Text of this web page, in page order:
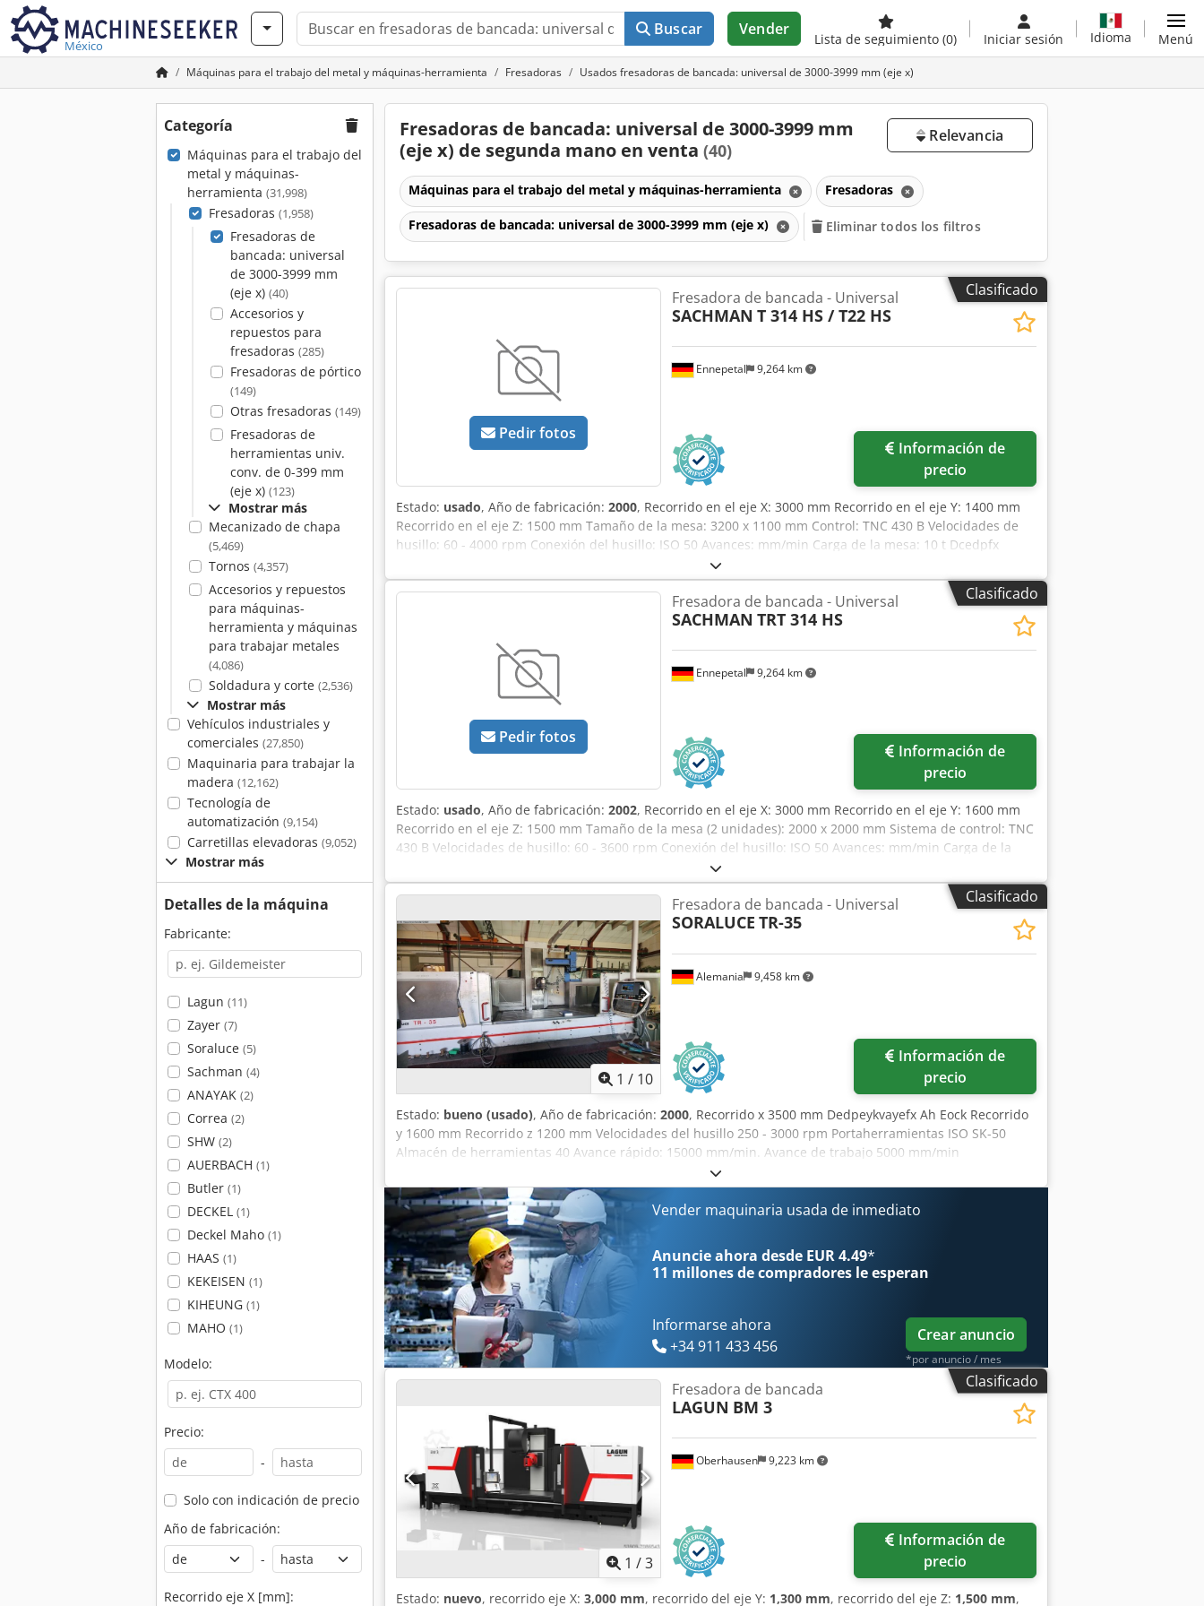
México
Buscar Vender
Lista de seguimiento (0) Iniciar sesión Idioma Menú
Máquinas para el trabajo del metal y máquinas-herramienta Fresadoras Usados fresadoras de bancada: universal de 3000-3999 mm (eje x)
Categoría
Máquinas para el trabajo del
metal y máquinas-
herramienta (31,998)
Fresadoras (1,958)
Fresadoras de
bancada: universal
de 3000-3999 mm
(eje x) (40)
Accesorios y
repuestos para
fresadoras (285)
Fresadoras de pórtico
(149)
Otras fresadoras (149)
Fresadoras de
herramientas univ.
conv. de 0-399 mm
(eje x) (123)
Mostrar más
Mecanizado de chapa
(5,469)
Tornos (4,357)
Accesorios y repuestos
para máquinas-
herramienta y máquinas
para trabajar metales
(4,086)
Soldadura y corte (2,536)
Mostrar más
Vehículos industriales y
comerciales (27,850)
Maquinaria para trabajar la
madera (12,162)
Tecnología de
automatización (9,154)
Carretillas elevadoras (9,052)
Mostrar más
Detalles de la máquina
Fabricante:
Lagun (11)
Zayer (7)
Soraluce (5)
Sachman (4)
ANAYAK (2)
Correa (2)
SHW (2)
AUERBACH (1)
Butler (1)
DECKEL (1)
Deckel Maho (1)
HAAS (1)
KEKEISEN (1)
KIHEUNG (1)
MAHO (1)
Modelo:
Precio:
-
Solo con indicación de precio
Año de fabricación:
-
Recorrido eje X [mm]:
Fresadoras de bancada: universal de 3000-3999 mm
(eje x) de segunda mano en venta (40)
Relevancia
Máquinas para el trabajo del metal y máquinas-herramienta Fresadoras
Fresadoras de bancada: universal de 3000-3999 mm (eje x) Eliminar todos los filtros
Clasificado
Pedir fotos
Ennepetal 9,264 km
Fresadora de bancada - Universal
SACHMAN T 314 HS / T22 HS
precio
Estado: usado, Año de fabricación: 2000, Recorrido en el eje X: 3000 mm Recorrido en el eje Y: 1400 mm
Recorrido en el eje Z: 1500 mm Tamaño de la mesa: 3200 x 1100 mm Control: TNC 430 B Velocidades de
husillo: 60 - 4000 rpm Conexión del husillo: ISO 50 Avances: mm/min Carga de la mesa: 10 t Dcedpfx
Aozrpnxeh Eok Potencia del motor de fresado: 24 kW Voladizo: 1229 mm Consumo total de energía: 50 kW
Peso de la máquina: aprox. 22 t Espacio requerido: aprox. 6,5 x 3 x 3 m Control: Heidenhain TNC 430 B
digital. El cabezal de fresado universal puede girar e inclinarse automáticamente en incrementos de 1,5°.
La máquina tiene un cambiador automático de herramientas de 20 posiciones, un transportador de
nebulización. Horas de funcionamiento de la máquina: 25.616 h.
Clasificado
Pedir fotos
Ennepetal 9,264 km
Fresadora de bancada - Universal
SACHMAN TRT 314 HS
precio
Estado: usado, Año de fabricación: 2002, Recorrido en el eje X: 3000 mm Recorrido en el eje Y: 1600 mm
Recorrido en el eje Z: 1500 mm Tamaño de la mesa (2 unidades): 2000 x 2000 mm Sistema de control: TNC
430 B Velocidades de husillo: 60 - 3600 rpm Conexión del husillo: ISO 50 Avances: mm/min Carga de la
mesa: 10 t Potencia del motor de fresado: 28 kW Potencia total requerida: 48 kW Peso de la máquina:
aproximadamente 47 t Dcjdpfx Ahozrpnrs Eek Espacio necesario: aproximadamente 6,5 x 3 x 3 m Sistema
de control: Heidenhain TNC 430 B digital. La máquina tiene 6 ejes controlados: X/Y/Z, eje C para la
rotación de la mesa y ejes A y B tipo Gabelkopf. La máquina cuenta con un sistema de refrigeración
interno (IKZ), un cambiador automático de herramientas de 40 posiciones, un transportador de virutas,
un husillo de alta velocidad adaptable (30.000 rpm) y 2 paletas. Horas de funcionamiento de la máquina
en modo programa: 22.347 h.
Clasificado
1 / 10
Alemania 9,458 km
Fresadora de bancada - Universal
SORALUCE TR-35
precio
Estado: bueno (usado), Año de fabricación: 2000, Recorrido x 3500 mm Dedpeykvayefx Ah Eock Recorrido
y 1600 mm Recorrido z 1200 mm Velocidades del husillo 250 - 3000 rpm Portaherramientas ISO SK-50
Almacén de herramientas 40 Avance rápido: 15000 mm/min. Avance de trabajo 5000 mm/min
Dimensiones de la mesa - longitudinal 3860 mm Dimensiones de la mesa - transversal 1000 mm Control
HEIDENHAIN TNCi530 Peso de la máquina aprox. 24 t Espacio requerido aprox. 8000 x 5000 x 4000 mm
Esta SORALUCE está en buen estado y es 100% operativa. La máquina puede ser inspeccionada bajo
tensión previo acuerdo con el vendedor.
Vender maquinaria usada de inmediato
Anuncie ahora desde EUR 4.49*
11 millones de compradores le esperan
Informarse ahora
+34 911 433 456
Crear anuncio
*por anuncio / mes
Clasificado
1 /3
Oberhausen 9,223 km
Fresadora de bancada
LAGUN BM 3
precio
Estado: nuevo, recorrido eje X: 3,000 mm, recorrido del eje Y: 1,300 mm, recorrido del eje Z: 1,500 mm,